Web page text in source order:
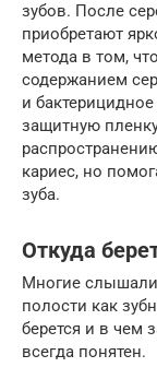
зубов. После
приобретают
метода в том,
содержанием
и
защитную
кариес, но
зуба.
Откуда
Многие
полости как
берется и в чем
всегда понятен.